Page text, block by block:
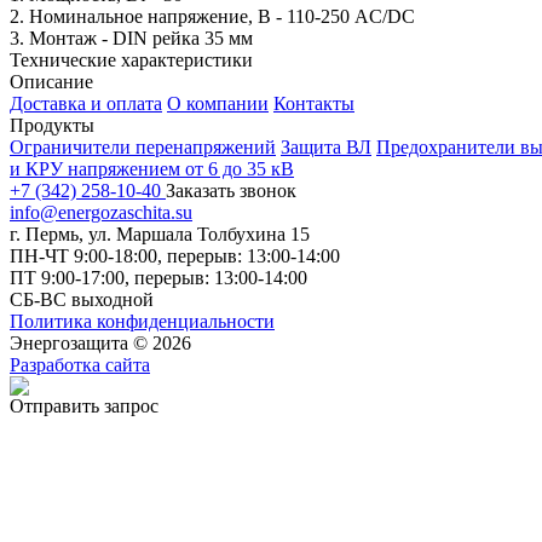
2. Номинальное напряжение, В - 110-250 AC/DC
3. Монтаж - DIN рейка 35 мм
Технические характеристики
Описание
Доставка и оплата О компании Контакты
Продукты
Ограничители перенапряжений Защита ВЛ Предохранители
и КРУ напряжением от 6 до 35 кВ
+7 (342) 258-10-40 Заказать звонок
info@energozaschita.su
г. Пермь, ул. Маршала Толбухина 15
ПН-ЧТ 9:00-18:00, перерыв: 13:00-14:00
ПТ 9:00-17:00, перерыв: 13:00-14:00
СБ-ВС выходной
Политика конфиденциальности
Энергозащита © 2026
Разработка сайта
Отправить запрос